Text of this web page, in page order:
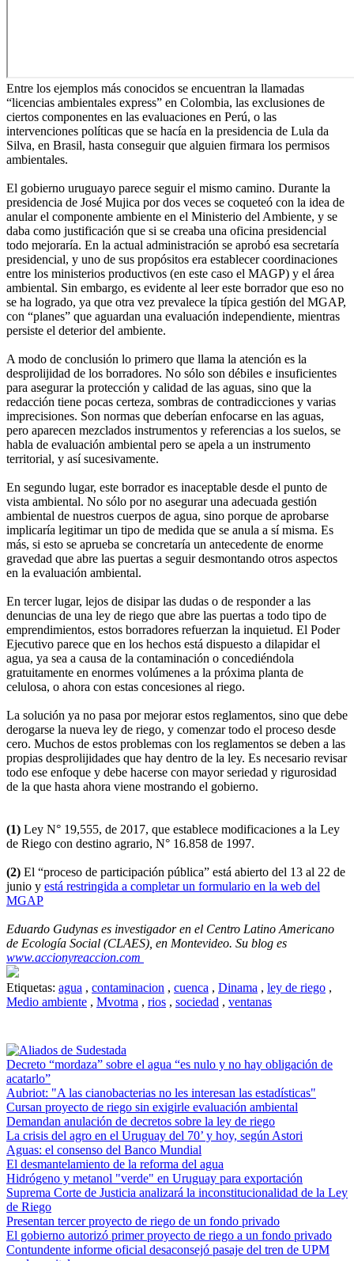
Entre los ejemplos más conocidos se encuentran la llamadas
“licencias ambientales express” en Colombia, las exclusiones de
ciertos componentes en las evaluaciones en Perú, o las
intervenciones políticas que se hacía en la presidencia de Lula da
Silva, en Brasil, hasta conseguir que alguien firmara los permisos
ambientales.
El gobierno uruguayo parece seguir el mismo camino. Durante la
presidencia de José Mujica por dos veces se coqueteó con la idea de
anular el componente ambiente en el Ministerio del Ambiente, y se
daba como justificación que si se creaba una oficina presidencial
todo mejoraría. En la actual administración se aprobó esa secretaría
presidencial, y uno de sus propósitos era establecer coordinaciones
entre los ministerios productivos (en este caso el MAGP) y el área
ambiental. Sin embargo, es evidente al leer este borrador que eso no
se ha logrado, ya que otra vez prevalece la típica gestión del MGAP,
con “planes” que aguardan una evaluación independiente, mientras
persiste el deterior del ambiente.
A modo de conclusión lo primero que llama la atención es la
desprolijidad de los borradores. No sólo son débiles e insuficientes
para asegurar la protección y calidad de las aguas, sino que la
redacción tiene pocas certeza, sombras de contradicciones y varias
imprecisiones. Son normas que deberían enfocarse en las aguas,
pero aparecen mezclados instrumentos y referencias a los suelos, se
habla de evaluación ambiental pero se apela a un instrumento
territorial, y así sucesivamente.
En segundo lugar, este borrador es inaceptable desde el punto de
vista ambiental. No sólo por no asegurar una adecuada gestión
ambiental de nuestros cuerpos de agua, sino porque de aprobarse
implicaría legitimar un tipo de medida que se anula a sí misma. Es
más, si esto se aprueba se concretaría un antecedente de enorme
gravedad que abre las puertas a seguir desmontando otros aspectos
en la evaluación ambiental.
En tercer lugar, lejos de disipar las dudas o de responder a las
denuncias de una ley de riego que abre las puertas a todo tipo de
emprendimientos, estos borradores refuerzan la inquietud. El Poder
Ejecutivo parece que en los hechos está dispuesto a dilapidar el
agua, ya sea a causa de la contaminación o concediéndola
gratuitamente en enormes volúmenes a la próxima planta de
celulosa, o ahora con estas concesiones al riego.
La solución ya no pasa por mejorar estos reglamentos, sino que debe
derogarse la nueva ley de riego, y comenzar todo el proceso desde
cero. Muchos de estos problemas con los reglamentos se deben a las
propias desprolijidades que hay dentro de la ley. Es necesario revisar
todo ese enfoque y debe hacerse con mayor seriedad y rigurosidad
de la que hasta ahora viene mostrando el gobierno.
(1) Ley N° 19,555, de 2017, que establece modificaciones a la Ley
de Riego con destino agrario, N° 16.858 de 1997.
(2) El “proceso de participación pública” está abierto del 13 al 22 de
junio y está restringida a completar un formulario en la web del
MGAP
Eduardo Gudynas es investigador en el Centro Latino Americano
de Ecología Social (CLAES), en Montevideo. Su blog es
www.accionyreaccion.com
Etiquetas: agua , contaminacion , cuenca , Dinama , ley de riego ,
Medio ambiente , Mvotma , rios , sociedad , ventanas
Decreto “mordaza” sobre el agua “es nulo y no hay obligación de
acatarlo”
Aubriot: "A las cianobacterias no les interesan las estadísticas"
Cursan proyecto de riego sin exigirle evaluación ambiental
Demandan anulación de decretos sobre la ley de riego
La crisis del agro en el Uruguay del 70’ y hoy, según Astori
Aguas: el consenso del Banco Mundial
El desmantelamiento de la reforma del agua
Hidrógeno y metanol "verde" en Uruguay para exportación
Suprema Corte de Justicia analizará la inconstitucionalidad de la Ley
de Riego
Presentan tercer proyecto de riego de un fondo privado
El gobierno autorizó primer proyecto de riego a un fondo privado
Contundente informe oficial desaconsejó pasaje del tren de UPM